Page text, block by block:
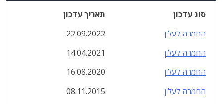
סוג עדכון
תאריך עדכון
החמרה לעלון
22.09.2022
החמרה לעלון
14.04.2021
החמרה לעלון
16.08.2020
החמרה לעלון
08.11.2015